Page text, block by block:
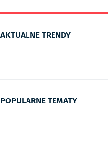
AKTUALNE TRENDY
POPULARNE TEMATY